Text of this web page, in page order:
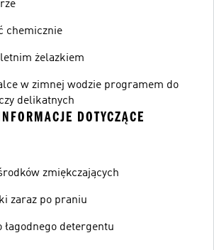
chemicznie
żelazkiem
w zimnej wodzie programem do
delikatnych
DOTYCZĄCE
zmiękczających
zaraz po praniu
łagodnego detergentu